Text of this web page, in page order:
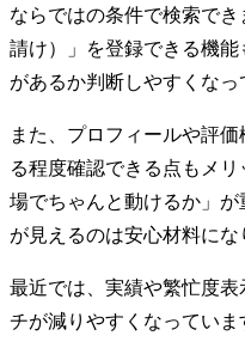
ならではの条件で検索で
請け）」を登録できる機
があるか判断しやすくなっ
また、プロフィールや評
る程度確認できる点もメ
場でちゃんと動けるか」
が見えるのは安心材料にな
最近では、実績や繁忙度
チが減りやすくなっていま